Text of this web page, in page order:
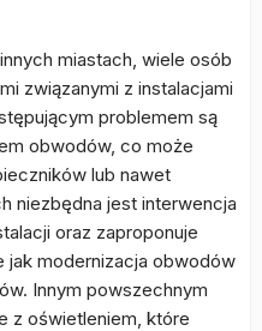
miastach, wiele osób
związanymi z instalacjami
problemem są
obwodów, co może
lub nawet
niezbędna jest interwencja
oraz zaproponuje
jak modernizacja obwodów
Innym powszechnym
z oświetleniem, które